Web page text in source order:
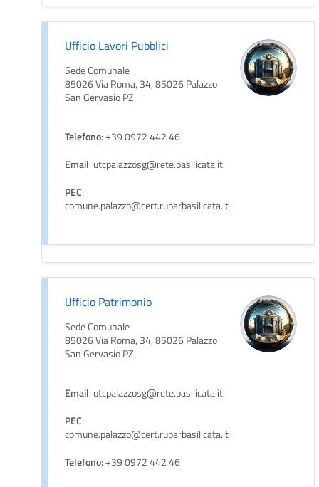
Ufficio Lavori Pubblici
Sede Comunale
85026 Via Roma, 34, 85026 Palazzo
San Gervasio PZ
Telefono: +39 0972 442 46
Email: utcpalazzosg@rete.basilicata.it
PEC:
comune.palazzo@cert.ruparbasilicata.it
Ufficio Patrimonio
Sede Comunale
85026 Via Roma, 34, 85026 Palazzo
San Gervasio PZ
Email: utcpalazzosg@rete.basilicata.it
PEC:
comune.palazzo@cert.ruparbasilicata.it
Telefono: +39 0972 442 46